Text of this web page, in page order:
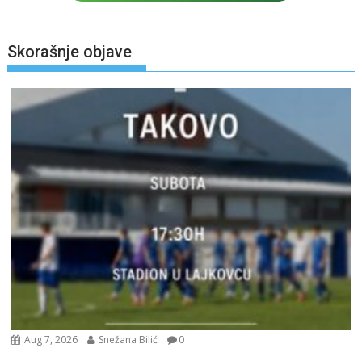
Skorašnje objave
Aug 7, 2026 Snežana Bilić 0